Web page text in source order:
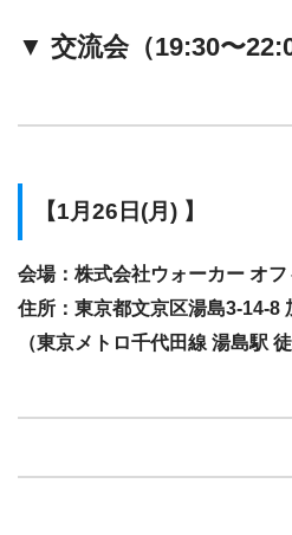
▼ 交流会（19:30〜
【1月26日(月) 】
会場：株式会社ウォーカー オフ
住所：東京都文京区湯島3-14-8
（東京メトロ千代田線 湯島駅 徒